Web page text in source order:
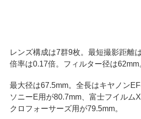
レンズ構成は7群9枚。最短撮影距離
倍率は0.17倍。フィルター径は62mm
最大径は67.5mm。全長はキヤノン
ソニーE用が80.7mm、富士フイルム
クロフォーサーズ用が79.5mm。